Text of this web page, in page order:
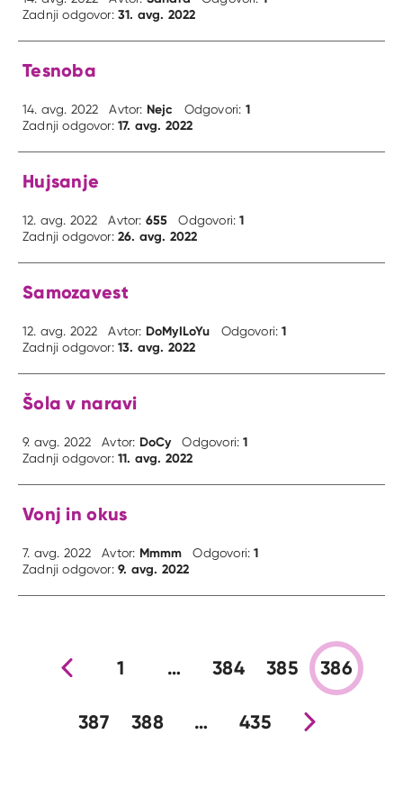
Zadnji odgovor:31. avg. 2022
Tesnoba
14. avg. 2022 Avtor: Nejc Odgovori: 1
Zadnji odgovor:17. avg. 2022
Hujsanje
12. avg. 2022 Avtor: 655 Odgovori:1
Zadnji odgovor:26. avg. 2022
Samozavest
12. avg. 2022 Avtor: DoMyILoYu Odgovori:1
Zadnji odgovor:13. avg. 2022
Šola v naravi
9. avg. 2022 Avtor: DoCy Odgovori:1
Zadnji odgovor:11. avg. 2022
Vonj in okus
7. avg. 2022 Avtor: Mmmm Odgovori:1
Zadnji odgovor:9. avg. 2022
Prejšnja stran
1 … 384 385 386
387 388 … 435Nova stran